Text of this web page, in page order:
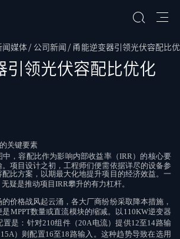
搜索
闻媒体 公司新闻 甬能逆变器引领光伏容配比
引领光伏容配比优化
关键要素
，容配比作为影响内部收益率（IRR）的核心要
项目设计之初，工程师们便需依据详尽的设备参
比方案，以期最大化地提升项目的经济效益。一
疑是推动项目 IRR攀升的有力杠杆。
价格战风起云涌，各大厂商纷纷采取降本措施，
是MPPT数量或直流模块的缩减。以 110KW逆变器
置是：针对210组件（20A电流）提供12至14路输
15A）则配置16至18 路输入。这种趋势导致在选用